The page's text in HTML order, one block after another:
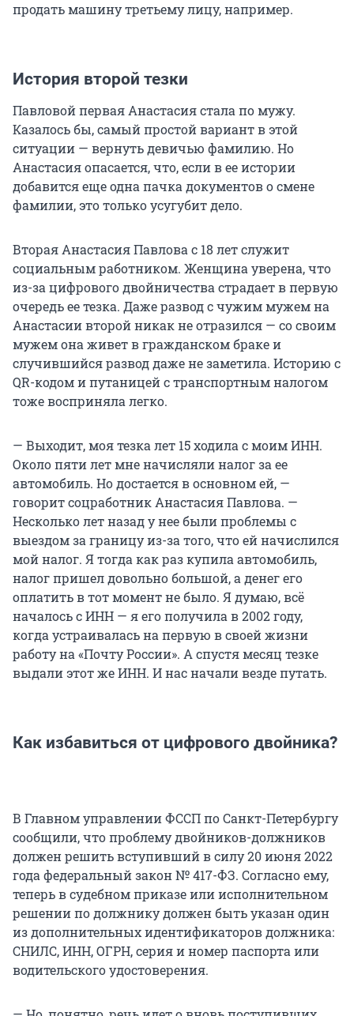
продать машину третьему лицу, например.
История второй тезки
Павловой первая Анастасия стала по мужу.
Казалось бы, самый простой вариант в этой
ситуации — вернуть девичью фамилию. Но
Анастасия опасается, что, если в ее истории
добавится еще одна пачка документов о смене
фамилии, это только усугубит дело.
Вторая Анастасия Павлова с 18 лет служит
социальным работником. Женщина уверена, что
из-за цифрового двойничества страдает в первую
очередь ее тезка. Даже развод с чужим мужем на
Анастасии второй никак не отразился — со своим
мужем она живет в гражданском браке и
случившийся развод даже не заметила. Историю с
QR-кодом и путаницей с транспортным налогом
тоже восприняла легко.
— Выходит, моя тезка лет 15 ходила с моим ИНН.
Около пяти лет мне начисляли налог за ее
автомобиль. Но достается в основном ей, —
говорит соцработник Анастасия Павлова. —
Несколько лет назад у нее были проблемы с
выездом за границу из-за того, что ей начислился
мой налог. Я тогда как раз купила автомобиль,
налог пришел довольно большой, а денег его
оплатить в тот момент не было. Я думаю, всё
началось с ИНН — я его получила в 2002 году,
когда устраивалась на первую в своей жизни
работу на «Почту России». А спустя месяц тезке
выдали этот же ИНН. И нас начали везде путать.
Как избавиться от цифрового двойника?
В Главном управлении ФССП по Санкт-Петербургу
сообщили, что проблему двойников-должников
должен решить вступивший в силу 20 июня 2022
года федеральный закон № 417-ФЗ. Согласно ему,
теперь в судебном приказе или исполнительном
решении по должнику должен быть указан один
из дополнительных идентификаторов должника:
СНИЛС, ИНН, ОГРН, серия и номер паспорта или
водительского удостоверения.